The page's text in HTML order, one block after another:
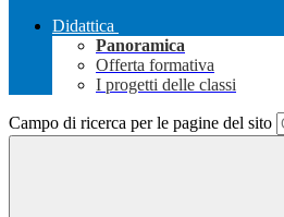
Didattica
Panoramica
Offerta formativa
I progetti delle classi
Campo di ricerca per le pagine del sito